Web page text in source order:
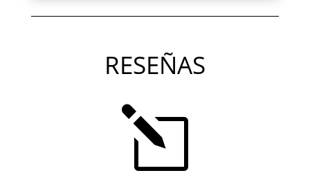
RESEÑAS
l